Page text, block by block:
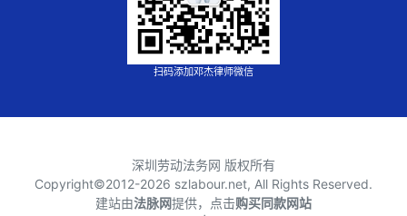
扫码添加邓杰律师微信
深圳劳动法务网 版权所有
Copyright©2012-2026 szlabour.net, All Rights Reserved.
建站由法脉网提供，点击购买同款网站